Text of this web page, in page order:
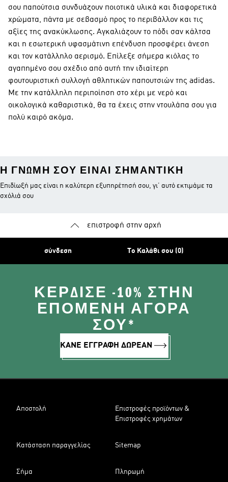
σου παπούτσια συνδυάζουν ποιοτικά υλικά και διαφορετικά
χρώματα, πάντα με σεβασμό προς το περιβάλλον και τις
αξίες της ανακύκλωσης. Αγκαλιάζουν το πόδι σαν κάλτσα
και η εσωτερική υφασμάτινη επένδυση προσφέρει άνεση
και τον κατάλληλο αερισμό. Επίλεξε σήμερα κιόλας το
αγαπημένο σου σχέδιο από αυτή την ιδιαίτερη
φουτουριστική συλλογή αθλητικών παπουτσιών της adidas.
Με την κατάλληλη περιποίηση στο χέρι με νερό και
οικολογικά καθαριστικά, θα τα έχεις στην ντουλάπα σου για
πολύ καιρό ακόμα.
Η ΓΝΏΜΗ ΣΟΥ ΕΊΝΑΙ ΣΗΜΑΝΤΙΚΉ
Επιδίωξή μας είναι η καλύτερη εξυπηρέτησή σου, γι’ αυτό εκτιμάμε τα
σχόλιά σου
επιστροφή στην αρχή
σύνδεση Το Καλάθι σου (0)
ΚΈΡΔΙΣΕ -10% ΣΤΗΝ
ΕΠΌΜΕΝΗ ΑΓΟΡΆ
ΣΟΥ*
ΚΑΝΕ ΕΓΓΡΑΦΗ ΔΩΡΕΑΝ
Αποστολή
Επιστροφές προϊόντων &
Επιστροφές χρημάτων
Κατάσταση παραγγελίας Sitemap
Σήμα Πληρωμή